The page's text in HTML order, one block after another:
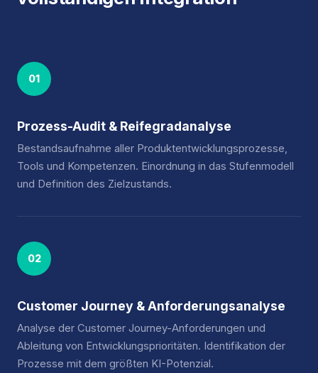
01
Prozess-Audit & Reifegradanalyse
Bestandsaufnahme aller Produktentwicklungsprozesse,
Tools und Kompetenzen. Einordnung in das Stufenmodell
und Definition des Zielzustands.
02
Customer Journey & Anforderungsanalyse
Analyse der Customer Journey-Anforderungen und
Ableitung von Entwicklungsprioritäten. Identifikation der
Prozesse mit dem größten KI-Potenzial.